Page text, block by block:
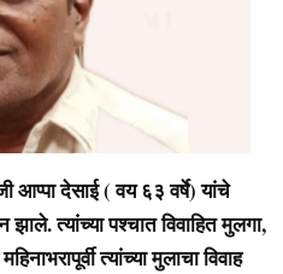
देसाई ( वय ६३ वर्षे) यांचे
त्यांच्या पश्चात विवाहित मुलगा,
त्यांच्या मुलाचा विवाह